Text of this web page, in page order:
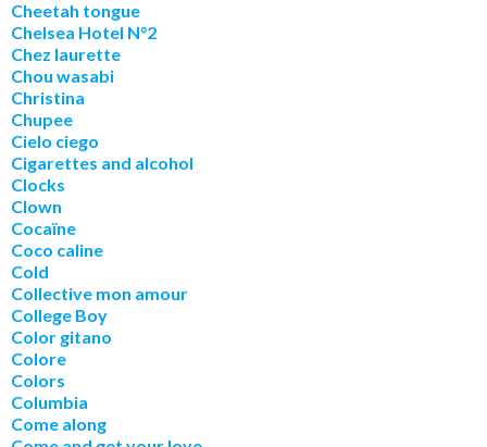
Cheetah tongue
Chelsea Hotel N°2
Chez laurette
Chou wasabi
Christina
Chupee
Cielo ciego
Cigarettes and alcohol
Clocks
Clown
Cocaïne
Coco caline
Cold
Collective mon amour
College Boy
Color gitano
Colore
Colors
Columbia
Come along